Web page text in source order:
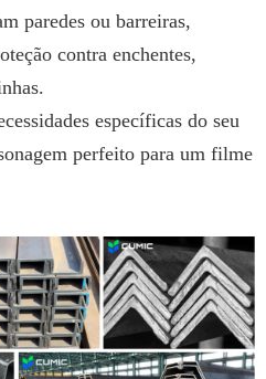
paredes ou barreiras,
contra enchentes,
específicas do seu
perfeito para um filme